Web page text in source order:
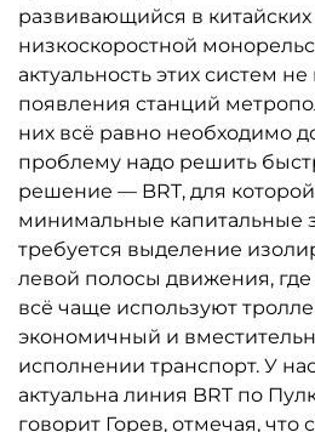
развивающийся в китайских
низкоскоростной
актуальность этих систем
появления станций
них всё равно необходимо
проблему надо решить
решение — BRT, для
минимальные капитальные
требуется выделение
левой полосы движения,
всё чаще используют
экономичный и
исполнении транспорт. У
актуальна линия BRT по
говорит Горев, отмечая, что